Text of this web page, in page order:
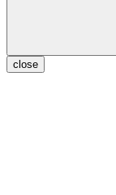
close